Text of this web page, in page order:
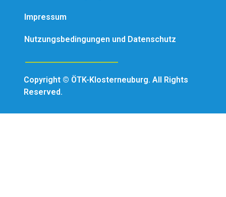
Impressum
Nutzungsbedingungen und Datenschutz
Copyright © ÖTK-Klosterneuburg. All Rights
Reserved.